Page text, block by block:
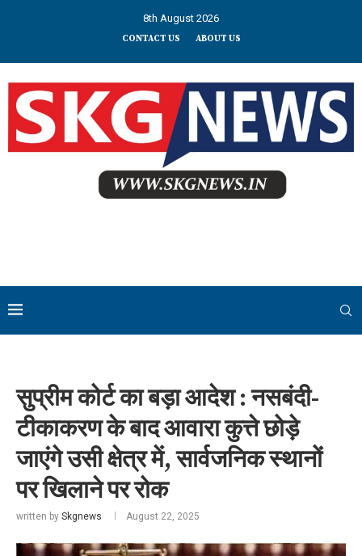
8th August 2026
CONTACT US ABOUT US
सुप्रीम कोर्ट का बड़ा आदेश : नसबंदी-
टीकाकरण के बाद आवारा कुत्ते छोड़े
जाएंगे उसी क्षेत्र में, सार्वजनिक स्थानों
पर खिलाने पर रोक
written by Skgnews August 22, 2025